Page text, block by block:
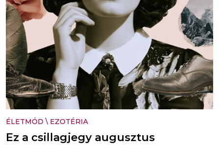
ÉLETMÓD \ EZOTÉRIA
Ez a csillagjegy augusztus